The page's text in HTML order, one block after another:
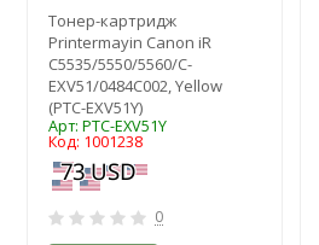
Тонер-картридж
Printermayin Canon iR
C5535/5550/5560/C-
EXV51/0484C002, Yellow
(PTC-EXV51Y)
Арт: PTC-EXV51Y
Код: 1001238
0